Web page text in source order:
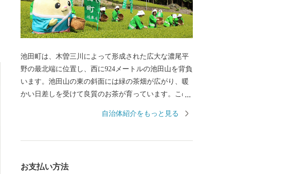
池田町は、木曽三川によって形成された広大な濃尾平
野の最北端に位置し、西に924メートルの池田山を背負
います。池田山の東の斜面には緑の茶畑が広がり、暖
かい日差しを受けて良質のお茶が育っています。この
ザクラです。特に霞間ヶ渓（かまがたに）の桜は全国
末にイルミネーションの整備をして駅を華やかにして
自治体紹介をもっと見る
お支払い方法